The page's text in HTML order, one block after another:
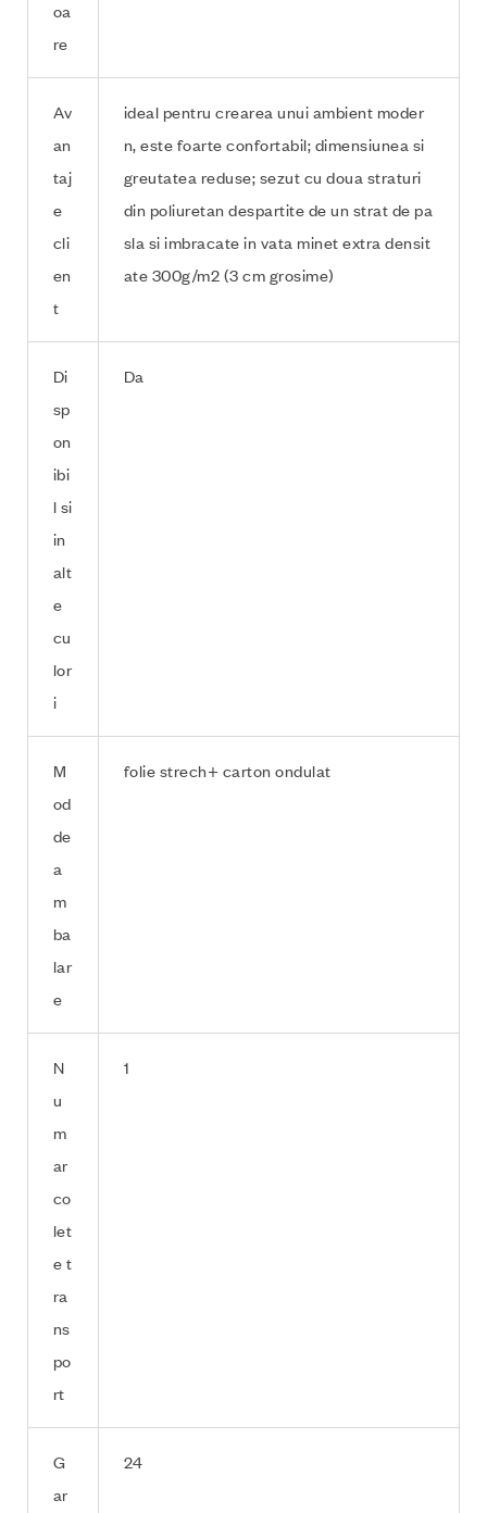
oa
re
Av
an
taj
e
cli
en
t
ideal pentru crearea unui ambient moder
n, este foarte confortabil; dimensiunea si
greutatea reduse; sezut cu doua straturi
din poliuretan despartite de un strat de pa
sla si imbracate in vata minet extra densit
ate 300g/m2 (3 cm grosime)
Di
sp
on
ibi
l si
in
alt
e
cu
lor
i
Da
M
od
de
a
m
ba
lar
e
folie strech+ carton ondulat
N
u
m
ar
co
let
e t
ra
ns
po
rt
1
G
ar
24